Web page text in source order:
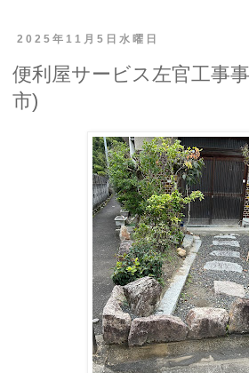
2025年11月5日水曜日
便利屋サービス左官工事
市)